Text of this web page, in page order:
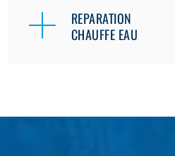
REPARATION
CHAUFFE EAU